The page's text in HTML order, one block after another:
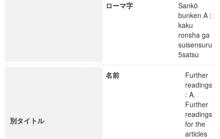
ローマ字
Sankō
bunken A :
kaku
ronsha ga
suisensuru
5satsu
別タイトル
名前
Further
readings
: A.
Further
readings
for the
articles